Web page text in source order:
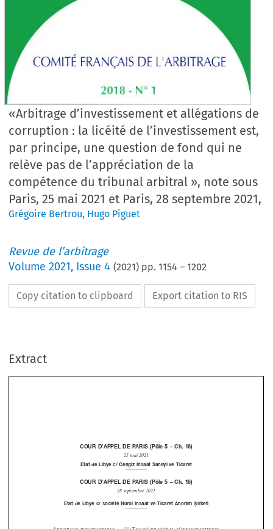
«Arbitrage d’investissement et allégations de
corruption : la licéité de l’investissement est,
par principe, une question de fond qui ne
relève pas de l’appréciation de la
compétence du tribunal arbitral », note sous
Paris, 25 mai 2021 et Paris, 28 septembre 2021,
Grégoire Bertrou, Hugo Piguet
Revue de l’arbitrage
Volume2021, Issue 4 (2021) pp.1154 –1202
Copy citation to clipboard Export citation to RIS
Extract
        
  
         
        
  
             
coUr d’APPeL de PArIS (Pôle 5–ch. 16)
25 mai 2021
etat de Libye c/ cengiz Insaat Sanayi ticar et
coUr d’APPeL de PArIS (Pôle 5–ch. 16)
28 septembre 2021
etat de Libye c/ société nurol Insaat ve ticaret Anonim Șirketi